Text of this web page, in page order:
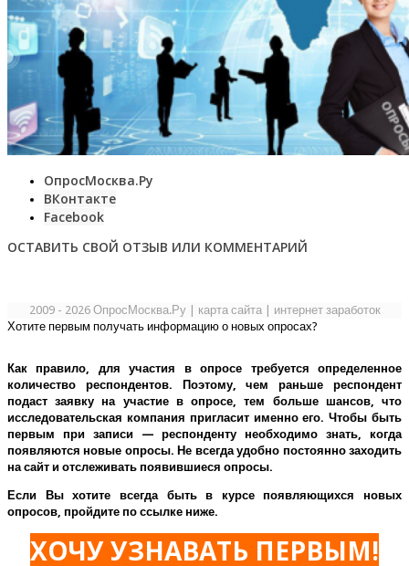
ОпросМосква.Ру
ВКонтакте
Facebook
ОСТАВИТЬ СВОЙ ОТЗЫВ ИЛИ КОММЕНТАРИЙ
2009 - 2026 ОпросМосква.Ру| карта сайта| интернет заработок
Хотите первым получать информацию о новых опросах?
Как правило, для участия в опросе требуется определенное
количество респондентов. Поэтому, чем раньше респондент
подаст заявку на участие в опросе, тем больше шансов, что
исследовательская компания пригласит именно его.Чтобы быть
первым при записи — респонденту необходимо знать, когда
появляются новые опросы. Не всегда удобно постоянно заходить
на сайт и отслеживать появившиеся опросы.
Если Вы хотите всегда быть в курсе появляющихся новых
опросов, пройдите по ссылке ниже.
ХОЧУ УЗНАВАТЬ ПЕРВЫМ!